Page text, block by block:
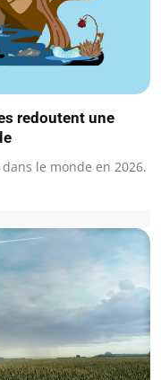
redoutent une
le monde en 2026.